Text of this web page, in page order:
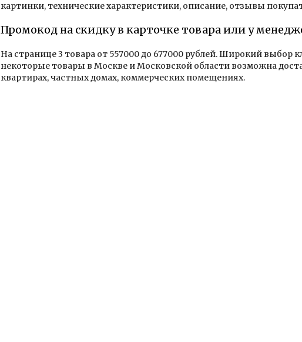
картинки, технические характеристики, описание, отзывы
Промокод на скидку в карточке товара или у
На странице 3 товара от 557000 до 677000 рублей. Широкий
некоторые товары в Москве и Московской области возможна
квартирах, частных домах, коммерческих помещениях.